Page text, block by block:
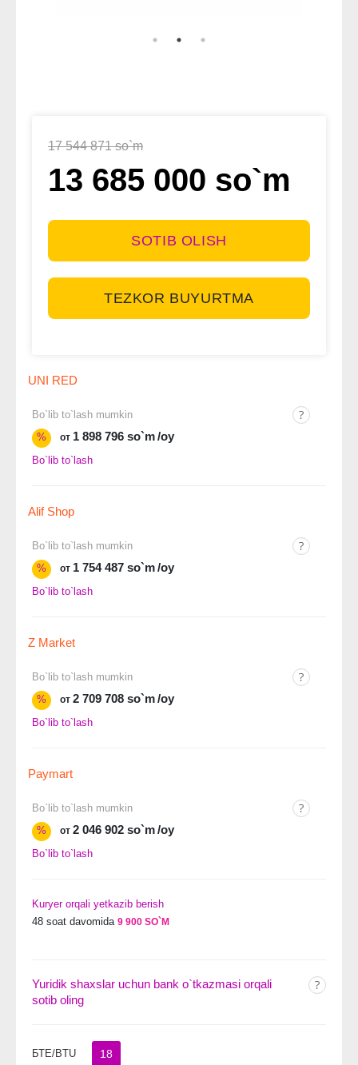
17 544 871 so`m
13 685 000 so`m
SOTIB OLISH
TEZKOR BUYURTMA
UNI RED
Bo`lib to`lash mumkin
%
от 1 898 796 so`m/oy
Bo`lib to`lash
Alif Shop
Bo`lib to`lash mumkin
%
от 1 754 487 so`m/oy
Bo`lib to`lash
Z Market
Bo`lib to`lash mumkin
%
от 2 709 708 so`m/oy
Bo`lib to`lash
Paymart
Bo`lib to`lash mumkin
%
от 2 046 902 so`m/oy
Bo`lib to`lash
Kuryer orqali yetkazib berish
48 soat davomida 9 900 SO`M
Yuridik shaxslar uchun bank o`tkazmasi orqali
sotib oling
БТЕ/BTU 18